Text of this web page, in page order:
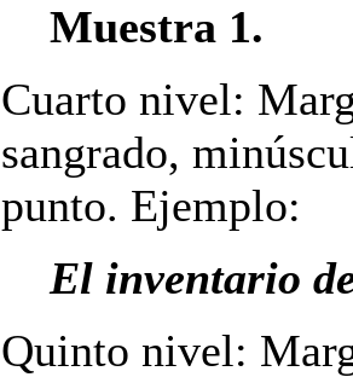
Muestra 1.
Cuarto nivel:
sangrado,
punto. Ejemplo:
El inventario
Quinto nivel: